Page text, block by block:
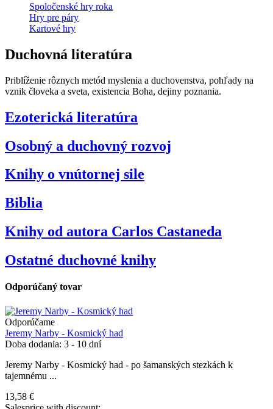
Spoločenské hry roka
Hry pre páry
Kartové hry
Duchovná literatúra
Priblíženie rôznych metód myslenia a duchovenstva, pohľady na
vznik človeka a sveta, existencia Boha, dejiny poznania.
Ezoterická literatúra
Osobný a duchovný rozvoj
Knihy o vnútornej sile
Biblia
Knihy od autora Carlos Castaneda
Ostatné duchovné knihy
Odporúčaný tovar
Odporúčame
Jeremy Narby - Kosmický had
Doba dodania: 3 - 10 dní
Jeremy Narby - Kosmický had - po šamanských stezkách k
tajemnému ...
13,58 €